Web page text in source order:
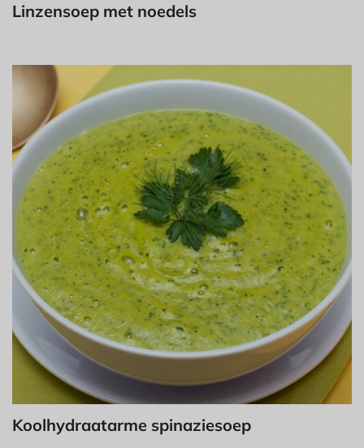
Linzensoep met noedels
Koolhydraatarme spinaziesoep